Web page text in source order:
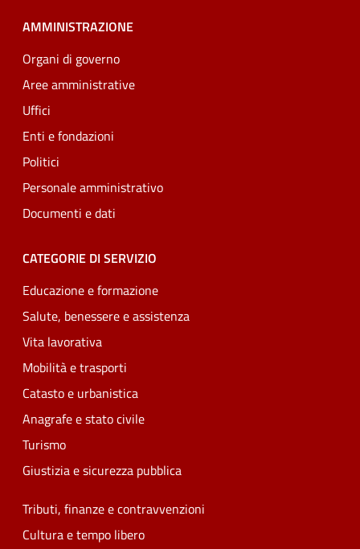
AMMINISTRAZIONE
Organi di governo
Aree amministrative
Uffici
Enti e fondazioni
Politici
Personale amministrativo
Documenti e dati
CATEGORIE DI SERVIZIO
Educazione e formazione
Salute, benessere e assistenza
Vita lavorativa
Mobilità e trasporti
Catasto e urbanistica
Anagrafe e stato civile
Turismo
Giustizia e sicurezza pubblica
Tributi, finanze e contravvenzioni
Cultura e tempo libero